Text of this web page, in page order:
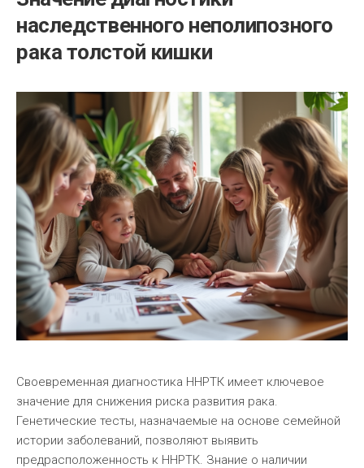
наследственного неполипозного
рака толстой кишки
Своевременная диагностика ННРТК имеет ключевое
значение для снижения риска развития рака.
Генетические тесты, назначаемые на основе семейной
истории заболеваний, позволяют выявить
предрасположенность к ННРТК. Знание о наличии